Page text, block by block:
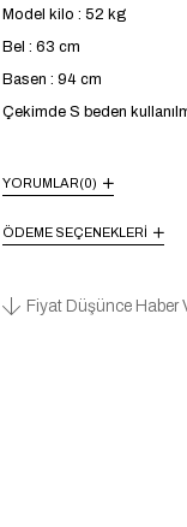
Model kilo : 52 kg
Bel : 63 cm
Basen : 94 cm
Çekimde S beden
YORUMLAR(0)
ÖDEME SEÇENEKLERI
Fiyat Düşünce Haber